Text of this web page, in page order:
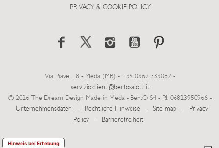
PRIVACY & COOKIE POLICY
Via Piave, 18 - Meda (MB) - +39 0362 333082 -
servizio.clienti@bertosalotti.it
© 2026 The Dream Design Made in Meda - BertO Srl - P.I. 06823950966 -
Unternehmensdaten
- Rechtliche Hinweise - Site map -
Privacy
Policy
- Barrierefreiheit
Hinweis bei Erhebung